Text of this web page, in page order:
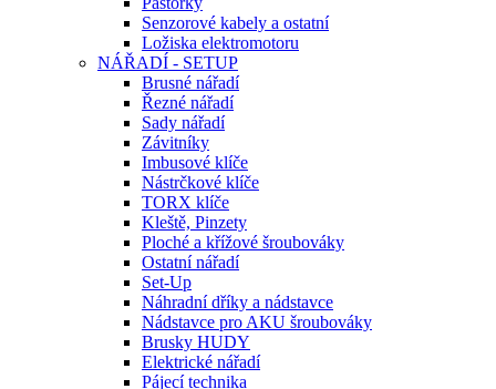
Senzorové kabely a ostatní
Ložiska elektromotoru
NÁŘADÍ - SETUP
Brusné nářadí
Řezné nářadí
Sady nářadí
Závitníky
Imbusové klíče
Nástrčkové klíče
TORX klíče
Kleště, Pinzety
Ploché a křížové šroubováky
Ostatní nářadí
Set-Up
Náhradní dříky a nádstavce
Nádstavce pro AKU šroubováky
Brusky HUDY
Elektrické nářadí
Pájecí technika